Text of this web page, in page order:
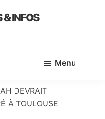
& INFOS
Menu
DEVRAIT
À TOULOUSE